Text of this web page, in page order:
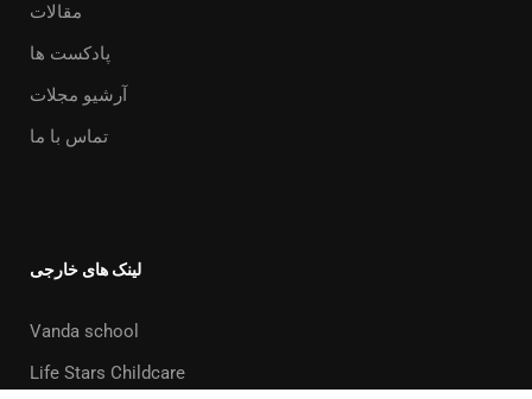
مقالات
پادکست ها
آرشیو مجلات
تماس با ما
لینک های خارجی
Vanda school
Life Stars Childcare